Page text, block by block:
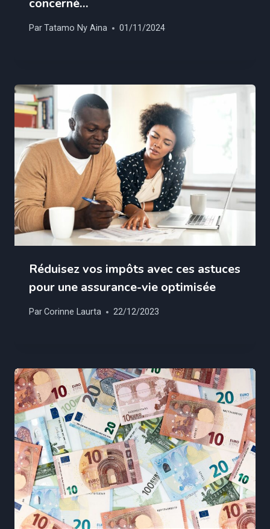
concerné…
ParTatamo Ny Aina 01/11/2024
Réduisez vos impôts avec ces astuces
pour une assurance-vie optimisée
ParCorinne Laurta 22/12/2023